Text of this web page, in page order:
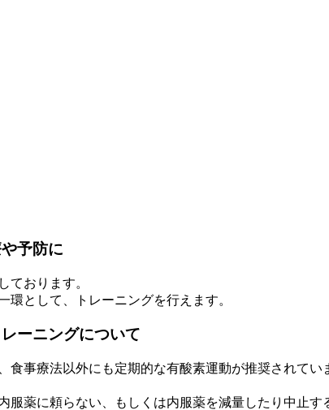
予防に
ております。
として、トレーニングを行えます。
ーニングについて
事療法以外にも定期的な有酸素運動が推奨されて
薬に頼らない、もしくは内服薬を減量したり中止す